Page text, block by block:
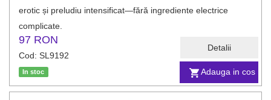
Adauga in cos
Detalii
erotic și preludiu intensificat—fără ingrediente electrice
complicate.
97 RON
Cod: SL9192
In stoc